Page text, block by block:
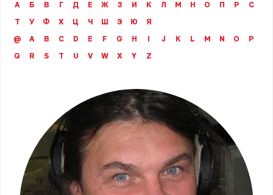
А Б В Г Д Е Ж З И К Л М Н О П Р
С
Т
У Ф Х Ц Ч Ш Э Ю
Я
@
A B C D E F G H I J K L M N O
P
Q
R S T U V W X Y Z